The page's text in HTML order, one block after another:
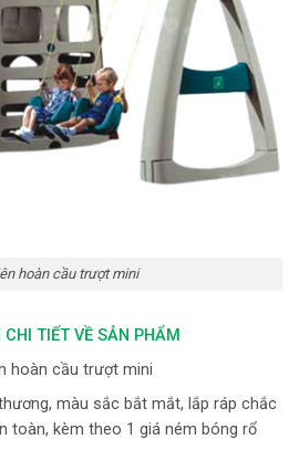
hoàn cầu trượt mini
CHI TIẾT VỀ SẢN PHẨM
hoàn cầu trượt mini
màu sắc bắt mắt, lắp ráp chắc
toàn, kèm theo 1 giá ném bóng rổ